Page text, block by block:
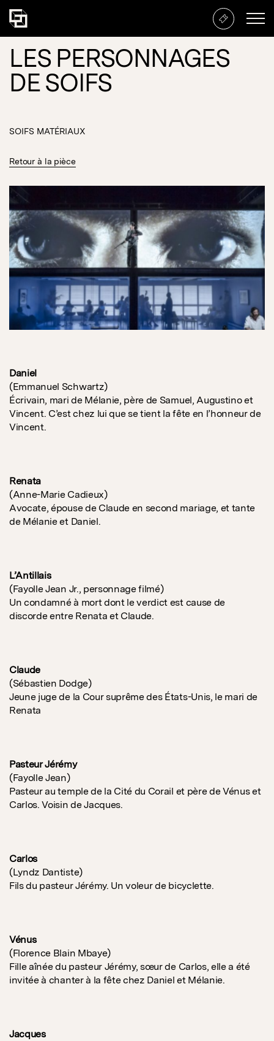
LES PERSONNAGES
DE SOIFS
SOIFS MATÉRIAUX
Retour à la pièce
Daniel
(Emmanuel Schwartz)
Écrivain, mari de Mélanie, père de Samuel, Augustino et
Vincent. C’est chez lui que se tient la fête en l’honneur de
Vincent.
Renata
(Anne-Marie Cadieux)
Avocate, épouse de Claude en second mariage, et tante
de Mélanie et Daniel.
L’Antillais
(Fayolle Jean Jr., personnage filmé)
Un condamné à mort dont le verdict est cause de
discorde entre Renata et Claude.
Claude
(Sébastien Dodge)
Jeune juge de la Cour suprême des États-Unis, le mari de
Renata
Pasteur Jérémy
(Fayolle Jean)
Pasteur au temple de la Cité du Corail et père de Vénus et
Carlos. Voisin de Jacques.
Carlos
(Lyndz Dantiste)
Fils du pasteur Jérémy. Un voleur de bicyclette.
Vénus
(Florence Blain Mbaye)
Fille aînée du pasteur Jérémy, sœur de Carlos, elle a été
invitée à chanter à la fête chez Daniel et Mélanie.
Jacques